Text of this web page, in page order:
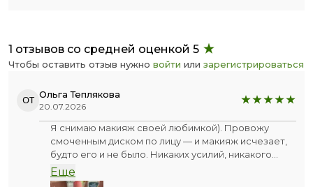
1 отзывов со средней оценкой 5
Чтобы оставить отзыв нужно войти или зарегистрироваться
ОТ Ольга Теплякова
20.07.2026
Я снимаю макияж своей любимкой). Провожу
смоченным диском по лицу — и макияж исчезает,
будто его и не было. Никаких усилий, никакого
трения! Это похоже на магию: мицеллы работают
как крошечные магниты, бесшумно собирая всю
Еще